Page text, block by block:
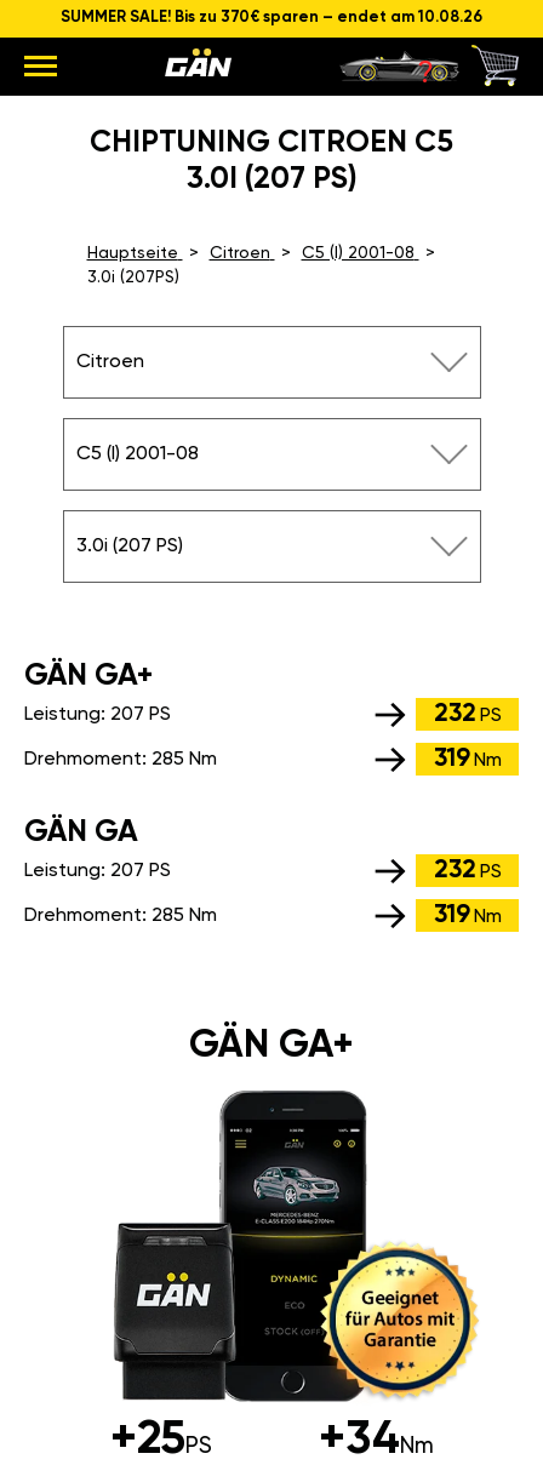
SUMMER SALE! Bis zu 370€ sparen – endet am 10.08.26
CHIPTUNING CITROEN C5
3.0I (207 PS)
Hauptseite Citroen
C5 (I) 2001-08
3.0i (207PS)
Citroen
C5 (I) 2001-08
3.0i (207 PS)
GÄN GA+
Leistung: 207 PS 232 PS
Drehmoment: 285 Nm 319 Nm
GÄN GA
Leistung: 207 PS 232 PS
Drehmoment: 285 Nm 319 Nm
GÄN GA+
+25PS +34Nm